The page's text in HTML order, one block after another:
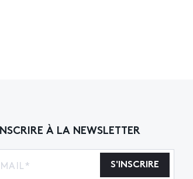
À LA NEWSLETTER
S'INSCRIRE